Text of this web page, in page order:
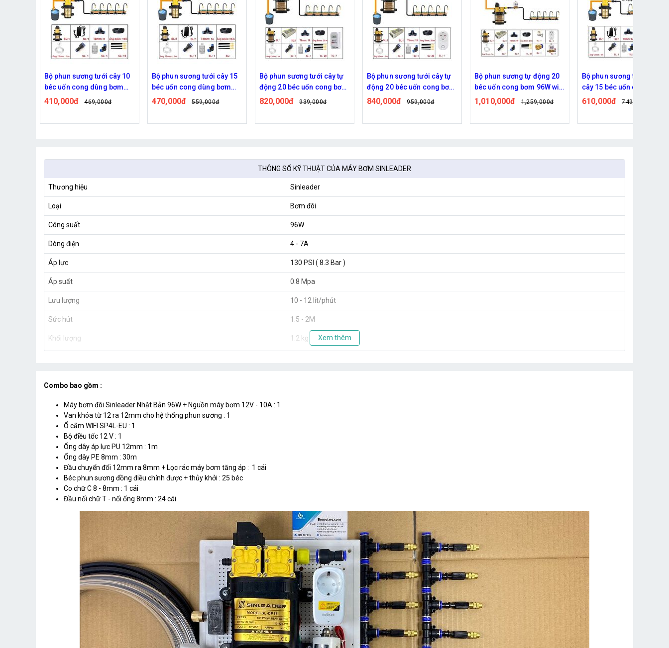
Bộ phun sương tưới cây 15
béc uốn cong dùng bơm
60w
470,000đ 559,000đ
Bộ phun sương tưới cây tự
động 20 béc uốn cong bơm
đôi 96w time
820,000đ 939,000đ
Bộ phun sương tưới cây tự
động 20 béc uốn cong bơm
đôi 96w điều khiển bằng
840,000đ 959,000đ
Bộ phun sương tự động 20
béc uốn cong bơm 96W wifi
van từ ren 21 ra 12mm
1,010,000đ 1,259,000đ
Bộ phun sương tự động tưới
cây 15 béc uốn cong bơm
60w kết nối wifi
610,000đ 749,000đ
Bộ phun sương tưới cây 20
béc uốn cong dùng bơm
đôi 96w
710,000đ 829,000đ
THÔNG SỐ KỸ THUẬT CỦA MÁY BƠM SINLEADER
Thương hiệu Sinleader
Loại Bơm đôi
Công suất 96W
Dòng điện 4 - 7A
Áp lực 130 PSI ( 8.3 Bar )
Áp suất 0.8 Mpa
Lưu lượng 10 - 12 lít/phút
Sức hút 1.5 - 2M
Khối lượng 1.2 kg Xem thêm
Combo bao gồm :
Máy bơm đôi Sinleader Nhật Bản 96W + Nguồn máy bơm 12V - 10A : 1
Van khóa từ 12 ra 12mm cho hệ thống phun sương : 1
Ổ cắm WIFI SP4L-EU : 1
Bộ điều tốc 12 V : 1
Ống dây áp lực PU 12mm : 1m
Ống dây PE 8mm : 30m
Đầu chuyển đổi 12mm ra 8mm + Lọc rác máy bơm tăng áp : 1 cái
Béc phun sương đồng điều chỉnh được + thủy khởi : 25 béc
Co chữ C 8 - 8mm : 1 cái
Đầu nối chữ T - nối ống 8mm : 24 cái